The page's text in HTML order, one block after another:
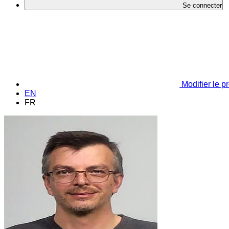
Se connecter
Modifier le
EN
FR